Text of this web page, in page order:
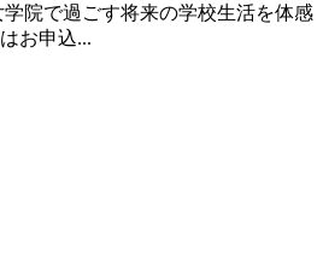
院で過ごす将来の学校生活を体感
お申込...